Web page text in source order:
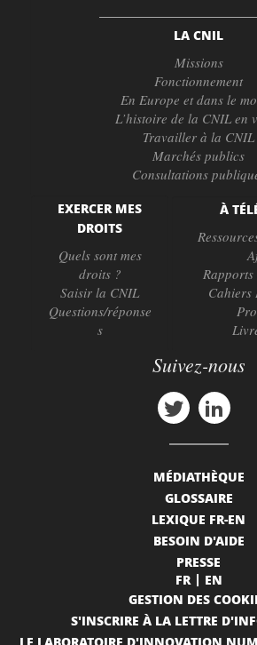
LA CNIL
Missions
Fonctionnement
En Europe et dans le
L’histoire de la CNIL en
Travailler à la CNIL
Marchés publics
Consultations
EXERCER MES
DROITS
Quels sont mes
droits ?
Saisir la CNIL
Questions/réponse
s
À
Suivez-nous
MÉDIATHÈQUE
GLOSSAIRE
LEXIQUE FR-EN
BESOIN D'AIDE
PRESSE
FR
EN
GESTION DES
S'INSCRIRE À LA LETTRE